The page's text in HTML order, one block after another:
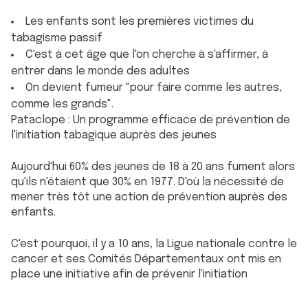
Les enfants sont les premières victimes du
tabagisme passif
C'est à cet âge que l'on cherche à s'affirmer, à
entrer dans le monde des adultes
On devient fumeur "pour faire comme les autres,
comme les grands".
Pataclope : Un programme efficace de prévention de
l'initiation tabagique auprès des jeunes
Aujourd'hui 60% des jeunes de 18 à 20 ans fument alors
qu'ils n'étaient que 30% en 1977. D'où la nécessité de
mener très tôt une action de prévention auprès des
enfants.
C'est pourquoi, il y a 10 ans, la Ligue nationale contre le
cancer et ses Comités Départementaux ont mis en
place une initiative afin de prévenir l'initiation